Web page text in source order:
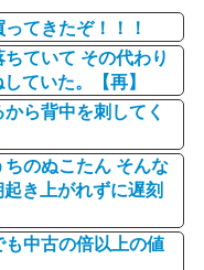
てきたぞ！！！
ていて その代わり
ていた。【再】
ら背中を刺してく
のぬこたん そんな
き上がれずに遅刻
中古の倍以上の値